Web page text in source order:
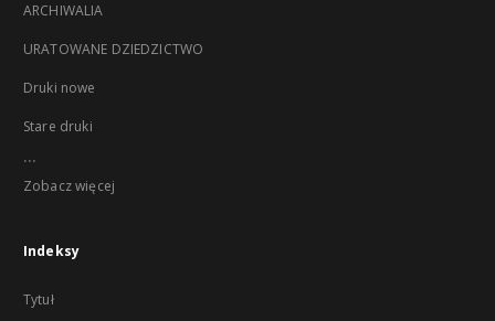
ARCHIWALIA
URATOWANE DZIEDZICTWO
Druki nowe
Stare druki
...
Zobacz więcej
Indeksy
Tytuł